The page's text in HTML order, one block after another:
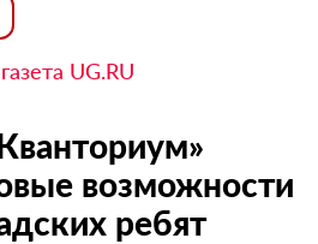
UG.RU
возможности
ребят